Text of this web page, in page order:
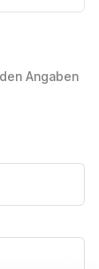
Angaben